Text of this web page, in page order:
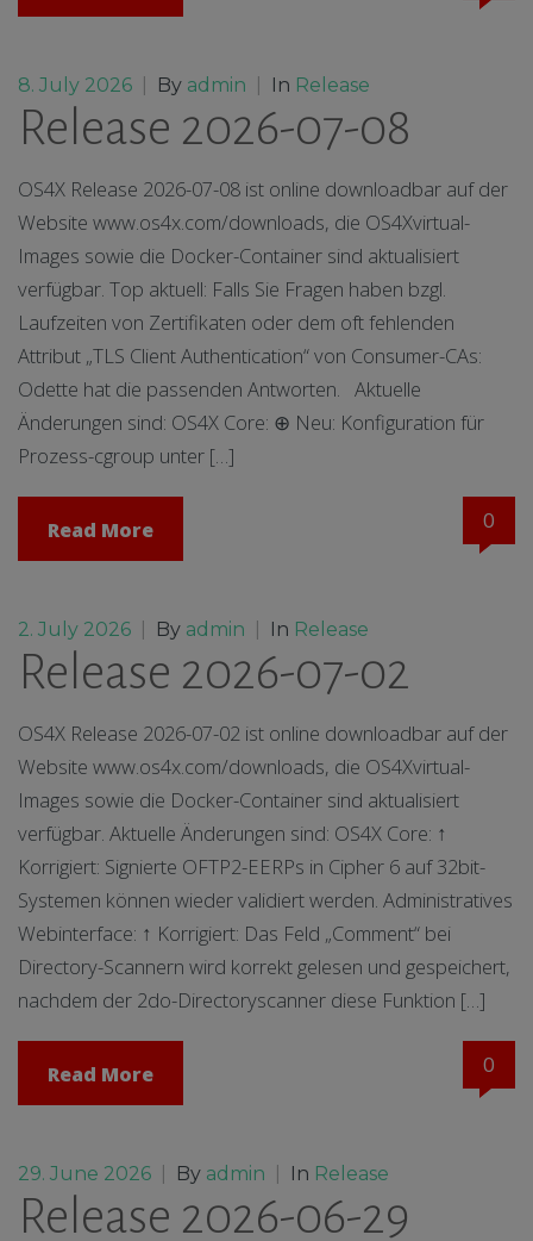
8. July 2026 By admin In Release
Release 2026-07-08
OS4X Release 2026-07-08 ist online downloadbar auf der
Website www.os4x.com/downloads, die OS4Xvirtual-
Images sowie die Docker-Container sind aktualisiert
verfügbar. Top aktuell: Falls Sie Fragen haben bzgl.
Laufzeiten von Zertifikaten oder dem oft fehlenden
Attribut „TLS Client Authentication“ von Consumer-CAs:
Odette hat die passenden Antworten. Aktuelle
Änderungen sind: OS4X Core: ⊕ Neu: Konfiguration für
Prozess-cgroup unter […]
Read More 0
2. July 2026 By admin In Release
Release 2026-07-02
OS4X Release 2026-07-02 ist online downloadbar auf der
Website www.os4x.com/downloads, die OS4Xvirtual-
Images sowie die Docker-Container sind aktualisiert
verfügbar. Aktuelle Änderungen sind: OS4X Core: ↑
Korrigiert: Signierte OFTP2-EERPs in Cipher 6 auf 32bit-
Systemen können wieder validiert werden. Administratives
Webinterface: ↑ Korrigiert: Das Feld „Comment“ bei
Directory-Scannern wird korrekt gelesen und gespeichert,
nachdem der 2do-Directoryscanner diese Funktion […]
Read More 0
29. June 2026 By admin In Release
Release 2026-06-29